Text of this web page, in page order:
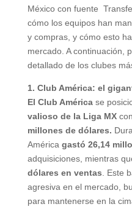
México con fuente
cómo los equipos han
y compras, y cómo esto
mercado. A continuación,
detallado de los clubes
1. Club América: el
El Club Américase
valioso de la Liga MXcon
millones de dólares.
América gastó 26,14
adquisiciones, mientras
dólares en ventas . Este
agresiva en el mercado,
para mantenerse en la